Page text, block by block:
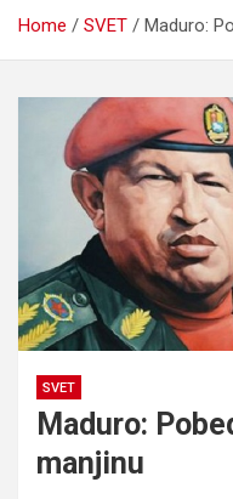
Home SVET Maduro:
SVET
Maduro:
manjinu